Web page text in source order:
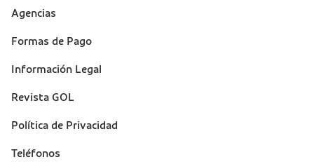
Suporte
Agencias
Formas de Pago
Información Legal
Revista GOL
Política de Privacidad
Teléfonos